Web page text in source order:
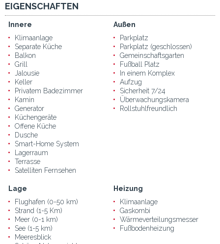
EIGENSCHAFTEN
Innere
Klimaanlage
Separate Küche
Balkon
Grill
Jalousie
Keller
Privatem Badezimmer
Kamin
Generator
Küchengeräte
Offene Küche
Dusche
Smart-Home System
Lagerraum
Terrasse
Satelliten Fernsehen
Außen
Parkplatz
Parkplatz (geschlossen)
Gemeinschaftsgarten
Fußball Platz
In einem Komplex
Aufzug
Sicherheit 7/24
Überwachungskamera
Rollstuhlfreundlich
Lage
Flughafen (0-50 km)
Strand (1-5 Km)
Meer (0-1 km)
See (1-5 km)
Meeresblick
Heizung
Klimaanlage
Gaskombi
Wärmeverteilungsmesser
Fußbodenheizung